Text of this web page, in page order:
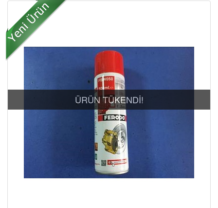
ÜRÜN TÜKENDİ!